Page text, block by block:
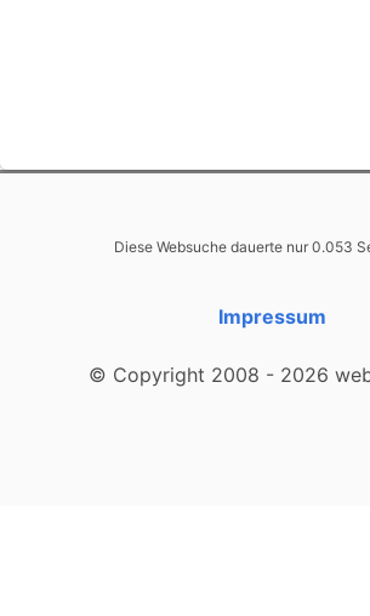
Diese Websuche dauerte nur 0.053
Impressum
© Copyright 2008 - 2026